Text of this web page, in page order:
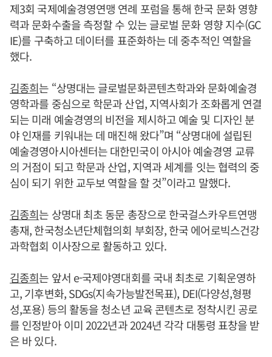
제3회 국제예술경영연맹 연례 포럼을 통해 한국 문화 영향
력과 문화수출을 측정할 수 있는 글로벌 문화 영향 지수(GC
IE)를 구축하고 데이터를 표준화하는 데 중추적인 역할을
했다.
김종희는 “상명대는 글로벌문화콘텐츠학과와 문화예술경
영학과를 중심으로 학문과 산업, 지역사회가 조화롭게 연결
되는 미래 예술경영의 비전을 제시하고 예술 및 디자인 분
야 인재를 키워내는 데 매진해 왔다”며 “상명대에 설립된
예술경영아시아센터는 대한민국이 아시아 예술경영 교류
의 거점이 되고 학문과 산업, 지역과 세계를 잇는 협력의 중
심이 되기 위한 교두보 역할을 할 것”이라고 말했다.
김종희는 상명대 최초 동문 총장으로 한국걸스카우트연맹
총재, 한국청소년단체협의회 부회장, 한국 에어로빅스건강
과학협회 이사장으로 활동하고 있다.
김종희는 앞서 e-국제야영대회를 국내 최초로 기획운영하
고, 기후변화, SDGs(지속가능발전목표), DEI(다양성,형평
성,포용) 등의 활동을 청소년 교육 콘텐츠로 정착시킨 공로
를 인정받아 이미 2022년과 2024년 각각 대통령 표창을 받
은 바 있다.